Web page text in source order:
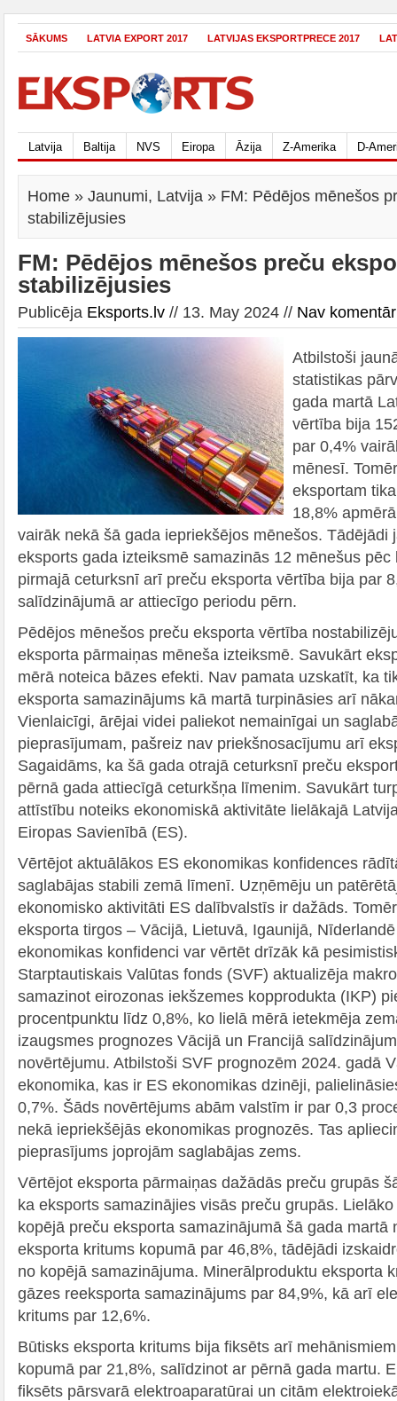
SĀKUMS LATVIA EXPORT 2017 LATVIJAS EKSPORTPRECE 2017
Latvija Baltija NVS Eiropa Āzija Z-Amerika D-
Home » Jaunumi, Latvija » FM: Pēdējos mēnešos
stabilizējusies
FM: Pēdējos mēnešos preču
stabilizējusies
Publicēja Eksports.lv // 13. May 2024 // Nav
Atbilstoši
statistikas
gada martā
vērtība bija
par 0,4%
mēnesī.
eksportam
18,8%
vairāk nekā šā gada iepriekšējos mēnešos. Tādējādi
eksports gada izteiksmē samazinās 12 mēnešus
pirmajā ceturksnī arī preču eksporta vērtība bija par
salīdzinājumā ar attiecīgo periodu pērn.
Pēdējos mēnešos preču eksporta vērtība
eksporta pārmaiņas mēneša izteiksmē. Savukārt
mērā noteica bāzes efekti. Nav pamata uzskatīt, ka
eksporta samazinājums kā martā turpināsies arī
Vienlaicīgi, ārējai videi paliekot nemainīgai un
pieprasījumam, pašreiz nav priekšnosacījumu arī
Sagaidāms, ka šā gada otrajā ceturksnī preču
pērnā gada attiecīgā ceturkšņa līmenim. Savukārt
attīstību noteiks ekonomiskā aktivitāte lielākajā
Eiropas Savienībā (ES).
Vērtējot aktuālākos ES ekonomikas konfidences
saglabājas stabili zemā līmenī. Uzņēmēju un
ekonomisko aktivitāti ES dalībvalstīs ir dažāds.
eksporta tirgos – Vācijā, Lietuvā, Igaunijā,
ekonomikas konfidenci var vērtēt drīzāk kā
Starptautiskais Valūtas fonds (SVF) aktualizēja
samazinot eirozonas iekšzemes kopprodukta (IKP)
procentpunktu līdz 0,8%, ko lielā mērā ietekmēja
izaugsmes prognozes Vācijā un Francijā
novērtējumu. Atbilstoši SVF prognozēm 2024. gadā
ekonomika, kas ir ES ekonomikas dzinēji,
0,7%. Šāds novērtējums abām valstīm ir par 0,3
nekā iepriekšējās ekonomikas prognozēs. Tas
pieprasījums joprojām saglabājas zems.
Vērtējot eksporta pārmaiņas dažādās preču grupās
ka eksports samazinājies visās preču grupās.
kopējā preču eksporta samazinājumā šā gada martā
eksporta kritums kopumā par 46,8%, tādējādi
no kopējā samazinājuma. Minerālproduktu eksporta
gāzes reeksporta samazinājums par 84,9%, kā arī
kritums par 12,6%.
Būtisks eksporta kritums bija fiksēts arī
kopumā par 21,8%, salīdzinot ar pērnā gada martu.
fiksēts pārsvarā elektroaparatūrai un citām